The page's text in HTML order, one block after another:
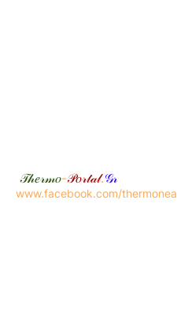
𝒯𝒽𝑒𝓇𝓂𝑜-𝒫𝑜𝓇𝓉𝒶𝓁.𝒢𝓇
www.facebook.com/thermonea